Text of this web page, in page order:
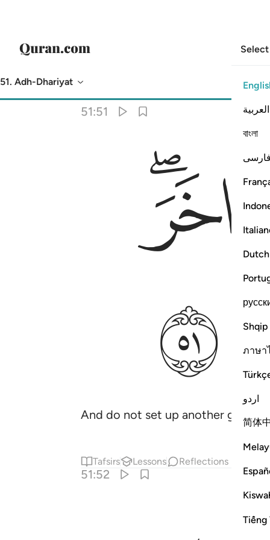
العربية
বাংলা
Dutch
Shqip
ภาษา
اردو
简体
Tiếng
51. Adh-DhariyatTranslation
51:51
ﳡﳢ
ﳨ
And do not set up another god
Tafsirs Lessons Reflections
51:52